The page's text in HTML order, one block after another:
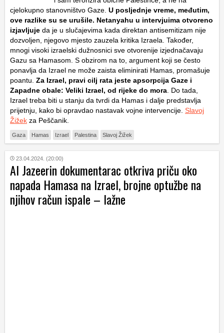
cjelokupno stanovništvo Gaze. U posljednje vreme, međutim,
ove razlike su se urušile. Netanyahu u intervjuima otvoreno
izjavljuje da je u slučajevima kada direktan antisemitizam nije
dozvoljen, njegovo mjesto zauzela kritika Izraela. Također,
mnogi visoki izraelski dužnosnici sve otvorenije izjednačavaju
Gazu sa Hamasom. S obzirom na to, argument koji se često
ponavlja da Izrael ne može zaista eliminirati Hamas, promašuje
poantu. Za Izrael, pravi cilj rata jeste apsorpcija Gaze i
Zapadne obale: Veliki Izrael, od rijeke do mora. Do tada,
Izrael treba biti u stanju da tvrdi da Hamas i dalje predstavlja
prijetnju, kako bi opravdao nastavak vojne intervencije. Slavoj
Žižek za Peščanik.
Gaza Hamas Izrael Palestina Slavoj Žižek
23.04.2024. (20:00)
Al Jazeerin dokumentarac otkriva priču oko
napada Hamasa na Izrael, brojne optužbe na
njihov račun ispale – lažne